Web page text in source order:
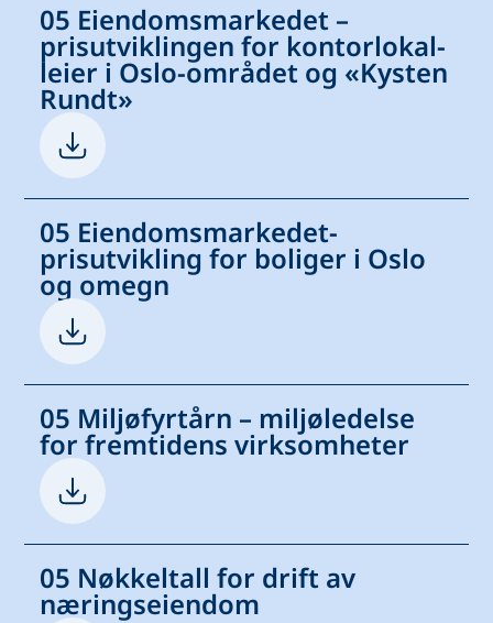
05 Eiendomsmarkedet –
prisutviklingen for kontorlokal-
leier i Oslo-området og «Kysten
Rundt»
05 Eiendomsmarkedet-
prisutvikling for boliger i Oslo
og omegn
05 Miljøfyrtårn – miljøledelse
for fremtidens virksomheter
05 Nøkkeltall for drift av
næringseiendom